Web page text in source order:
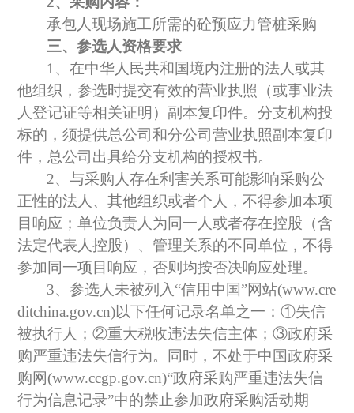
承包人现场施工所需的砼预应力管桩采购
三、参选人资格要求
1、在中华人民共和国境内注册的法人或其
他组织，参选时提交有效的营业执照（或事业法
人登记证等相关证明）副本复印件。分支机构投
标的，须提供总公司和分公司营业执照副本复印
件，总公司出具给分支机构的授权书。
2、与采购人存在利害关系可能影响采购公
正性的法人、其他组织或者个人，不得参加本项
目响应；单位负责人为同一人或者存在控股（含
法定代表人控股）、管理关系的不同单位，不得
参加同一项目响应，否则均按否决响应处理。
3、参选人未被列入“信用中国”网站(www.cre
ditchina.gov.cn)以下任何记录名单之一：①失信
被执行人；②重大税收违法失信主体；③政府采
购严重违法失信行为。同时，不处于中国政府采
购网(www.ccgp.gov.cn)“政府采购严重违法失信
行为信息记录”中的禁止参加政府采购活动期